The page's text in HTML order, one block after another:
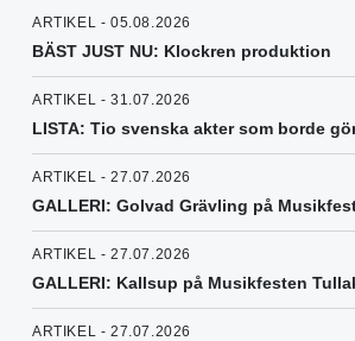
ARTIKEL - 05.08.2026
BÄST JUST NU: Klockren produktion
ARTIKEL - 31.07.2026
LISTA: Tio svenska akter som borde
ARTIKEL - 27.07.2026
GALLERI: Golvad Grävling på
ARTIKEL - 27.07.2026
GALLERI: Kallsup på Musikfesten
ARTIKEL - 27.07.2026